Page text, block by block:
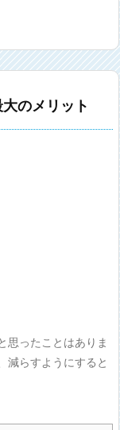
のメリット
思ったことはありま
減らすようにすると